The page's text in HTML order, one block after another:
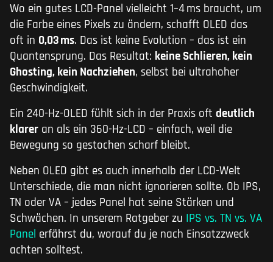
Wo ein gutes LCD-Panel vielleicht 1–4 ms braucht, um
die Farbe eines Pixels zu ändern, schafft OLED das
oft in 0,03 ms. Das ist keine Evolution – das ist ein
Quantensprung. Das Resultat: keine Schlieren, kein
Ghosting, kein Nachziehen, selbst bei ultrahoher
Geschwindigkeit.
Ein 240-Hz-OLED fühlt sich in der Praxis oft deutlich
klarer an als ein 360-Hz-LCD – einfach, weil die
Bewegung so gestochen scharf bleibt.
Neben OLED gibt es auch innerhalb der LCD-Welt
Unterschiede, die man nicht ignorieren sollte. Ob IPS,
TN oder VA – jedes Panel hat seine Stärken und
Schwächen. In unserem Ratgeber zu IPS vs. TN vs. VA
Panel erfährst du, worauf du je nach Einsatzzweck
achten solltest.